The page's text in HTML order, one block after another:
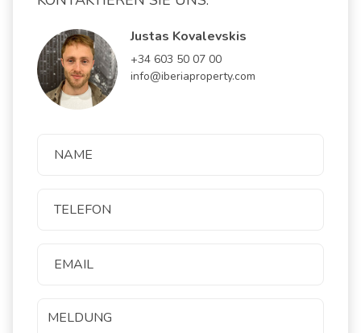
Justas Kovalevskis
+34 603 50 07 00
info@iberiaproperty.com